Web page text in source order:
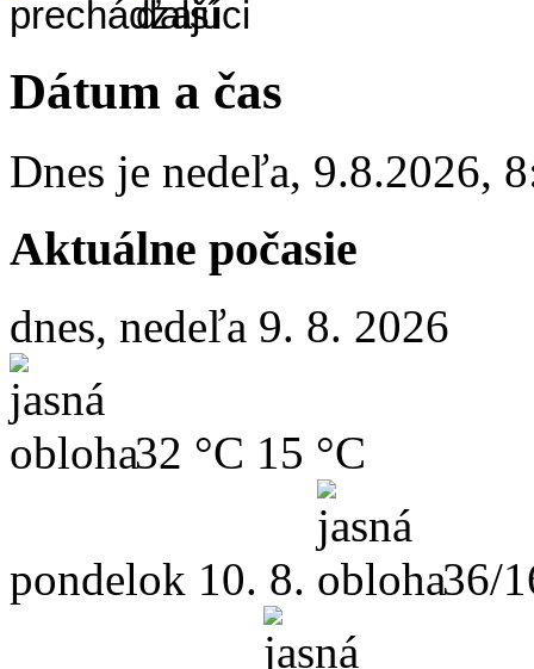
Dátum a čas
Dnes je nedeľa, 9.8.2026,
Aktuálne počasie
dnes, nedeľa 9. 8. 2026
32 °C 15 °C
pondelok 10. 8. 36/